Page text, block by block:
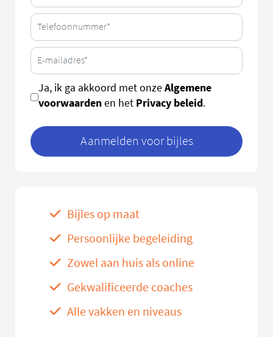
Ja, ik ga akkoord met onzeAlgemene
voorwaardenen het Privacy beleid.
Aanmelden voor bijles
Bijles op maat
Persoonlijke begeleiding
Zowel aan huis als online
Gekwalificeerde coaches
Alle vakken en niveaus